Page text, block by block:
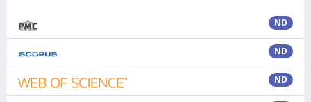
ND
ND
ND